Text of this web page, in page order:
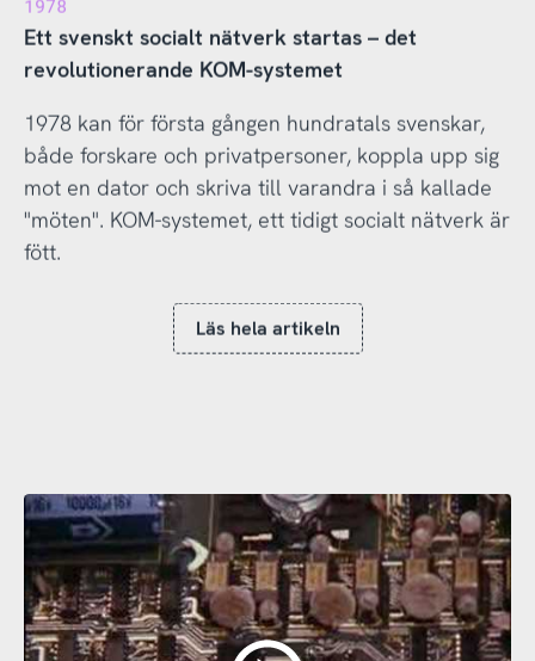
Ett svenskt socialt nätverk startas – det
revolutionerande KOM-systemet
1978 kan för första gången hundratals svenskar,
både forskare och privatpersoner, koppla upp sig
mot en dator och skriva till varandra i så kallade
"möten". KOM-systemet, ett tidigt socialt nätverk är
fött.
Läs hela artikeln